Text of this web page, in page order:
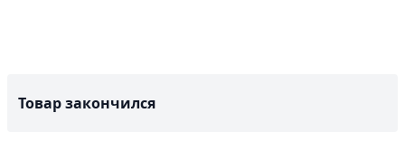
Товар закончился